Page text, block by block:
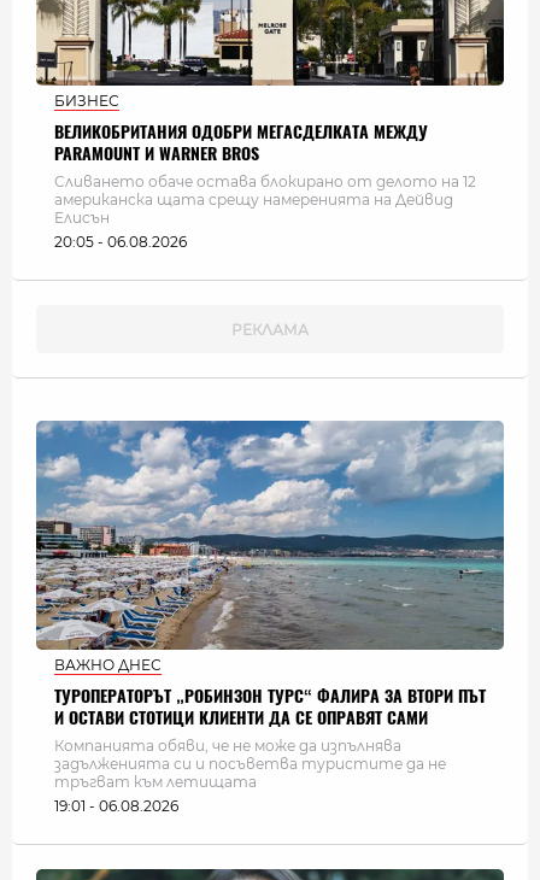
БИЗНЕС
ВЕЛИКОБРИТАНИЯ ОДОБРИ МЕГАСДЕЛКАТА МЕЖДУ
PARAMOUNT И WARNER BROS
Сливането обаче остава блокирано от делото на 12
американска щата срещу намеренията на Дейвид
Елисън
20:05 - 06.08.2026
ВАЖНО ДНЕС
ТУРОПЕРАТОРЪТ „РОБИНЗОН ТУРС“ ФАЛИРА ЗА ВТОРИ ПЪТ
И ОСТАВИ СТОТИЦИ КЛИЕНТИ ДА СЕ ОПРАВЯТ САМИ
Компанията обяви, че не може да изпълнява
задълженията си и посъветва туристите да не
тръгват към летищата
19:01 - 06.08.2026